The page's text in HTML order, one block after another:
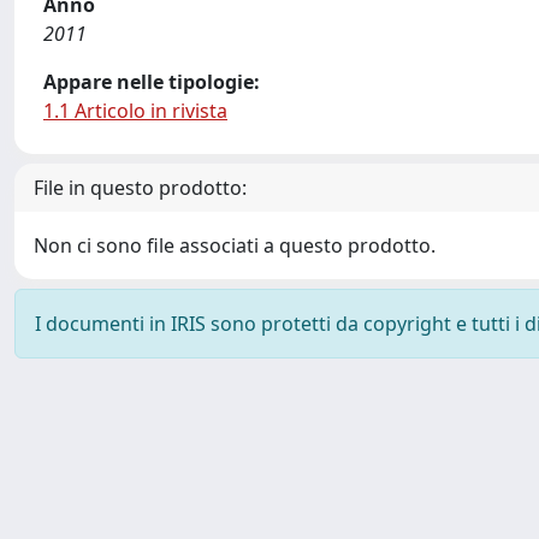
2011
Appare nelle tipologie:
1.1 Articolo in rivista
File in questo prodotto:
Non ci sono file associati a questo prodotto.
I documenti in IRIS sono protetti da copyright e tutti i